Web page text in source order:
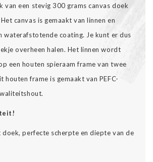
van een stevig 300 grams canvas doek
canvas is gemaakt van linnen en
waterafstotende coating. Je kunt er dus
overheen halen. Het linnen wordt
een houten spieraam frame van twee
houten frame is gemaakt van PEFC-
perfecte scherpte en diepte van de